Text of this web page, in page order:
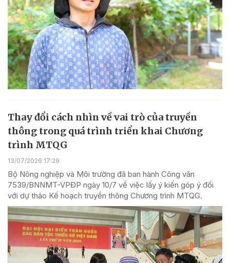
Thay đổi cách nhìn về vai trò của truyền
thông trong quá trình triển khai Chương
trình MTQG
13/07/2026 17:29
Bộ Nông nghiệp và Môi trường đã ban hành Công văn
7539/BNNMT-VPĐP ngày 10/7 về việc lấy ý kiến góp ý đối
với dự thảo Kế hoạch truyền thông Chương trình MTQG.